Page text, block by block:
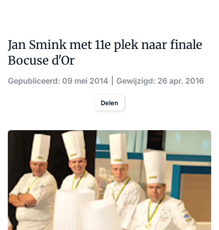
Jan Smink met 11e plek naar finale
Bocuse d'Or
Gepubliceerd: 09 mei 2014 Gewijzigd: 26 apr. 2016
Delen